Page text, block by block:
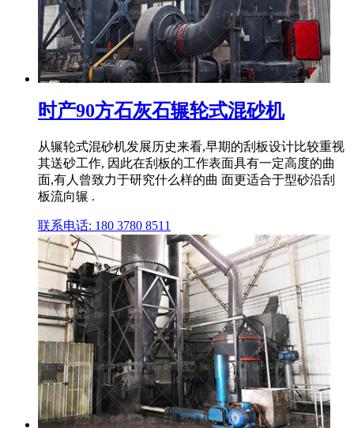
时产90方石灰石辗轮式混砂机
从辗轮式混砂机发展历史来看,早期的刮板设计比较重视
其送砂工作, 因此在刮板的工作表面具有一定高度的曲
面,有人曾致力于研究什么样的曲 面更适合于型砂沿刮
板流向辗 .
联系电话: 180 3780 8511